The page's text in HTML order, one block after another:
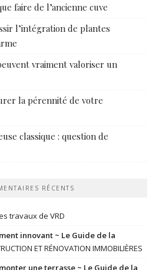
faire de l’ancienne cuve
l’intégration de plantes
vraiment valoriser un
la pérennité de votre
classique : question de
RÉCENTS
travaux de VRD
innovant ~ Le Guide de la
ET RÉNOVATION IMMOBILIÈRES
une terrasse ~ Le Guide de la